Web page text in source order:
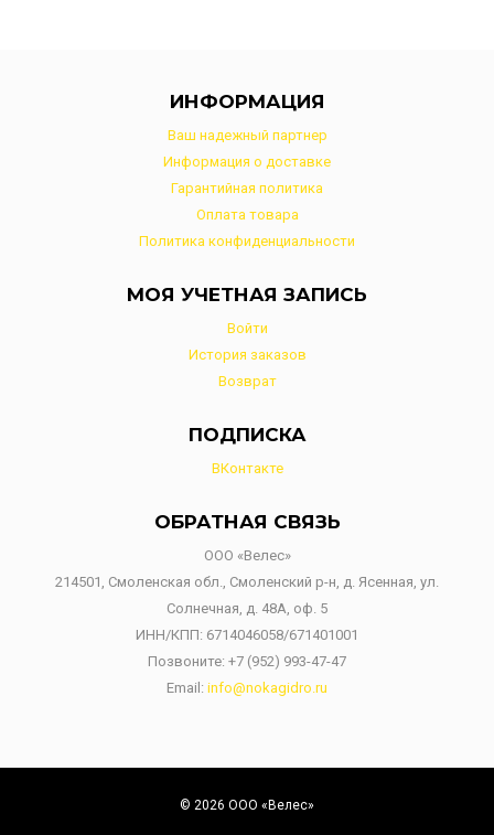
ИНФОРМАЦИЯ
Ваш надежный партнер
Информация о доставке
Гарантийная политика
Оплата товара
Политика конфиденциальности
МОЯ УЧЕТНАЯ ЗАПИСЬ
Войти
История заказов
Возврат
ПОДПИСКА
ВКонтакте
ОБРАТНАЯ СВЯЗЬ
ООО «Велес»
214501, Смоленская обл., Смоленский р-н, д. Ясенная, ул.
Солнечная, д. 48А, оф. 5
ИНН/КПП: 6714046058/671401001
Позвоните: +7 (952) 993-47-47
Email: info@nokagidro.ru
© 2026 ООО «Велес»